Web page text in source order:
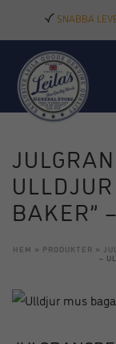
SNABBA
BAKER”
HEM » PRODUKTER » JUL
–